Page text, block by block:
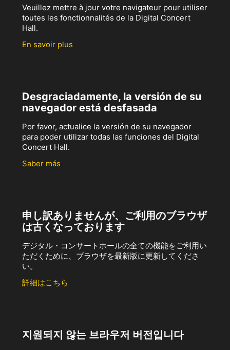
Veuillez mettre à jour votre navigateur pour utiliser
toutes les fonctionnalités de la Digital Concert
Hall.
En savoir plus
Desgraciadamente, la versión de su
navegador está desfasada
Por favor, actualice la versión de su navegador
para poder utilizar todas las funciones del Digital
Concert Hall.
Saber más
申し訳ありませんが、ご利用のブラウザ
は古くなっております
デジタル・コンサートホールの全ての機能をご利用い
ただくために、ブラウザを最新版に更新してくださ
い。
詳細はこちら
지원되지 않는 브라우저 버전입니다